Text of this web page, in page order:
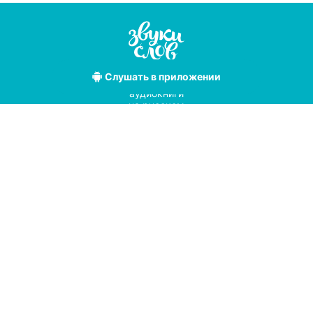
Слушатьв приложении
Лучшие
аудиокниги
на русском